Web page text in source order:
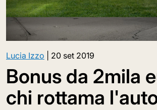
Lucia Izzo 20 set 2019
Bonus da 2mila
chi rottama